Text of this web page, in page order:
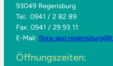
93049 Regensburg
Tel.: 0941 / 2 82 89
Fax: 0941 / 29 93 11
E-Mail:flora-
Öffnungszeiten: